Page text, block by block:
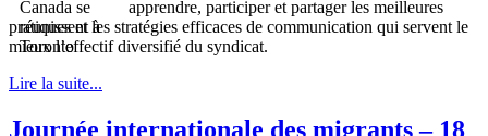
apprendre, participer et partager les meilleures
pratiques et les stratégies efficaces de communication qui servent le
mieux l’effectif diversifié du syndicat.
Lire la suite...
Journée internationale des migrants – 18